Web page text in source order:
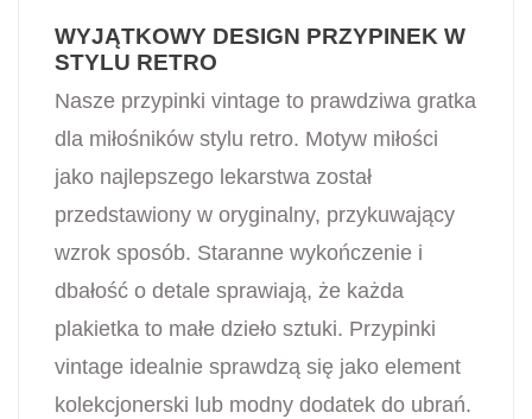
WYJĄTKOWY DESIGN PRZYPINEK W
STYLU RETRO
Nasze przypinki vintage to prawdziwa gratka
dla miłośników stylu retro. Motyw miłości
jako najlepszego lekarstwa został
przedstawiony w oryginalny, przykuwający
wzrok sposób. Staranne wykończenie i
dbałość o detale sprawiają, że każda
plakietka to małe dzieło sztuki. Przypinki
vintage idealnie sprawdzą się jako element
kolekcjonerski lub modny dodatek do ubrań.